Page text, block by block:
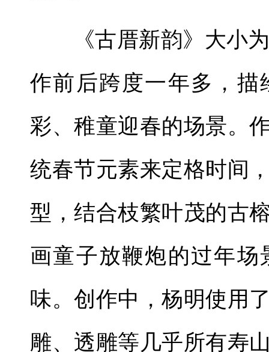
《古厝新韵》大小
作前后跨度一年多，
彩、稚童迎春的场景。
统春节元素来定格时间
型，结合枝繁叶茂的古
画童子放鞭炮的过年
味。创作中，杨明使用
雕、透雕等几乎所有寿